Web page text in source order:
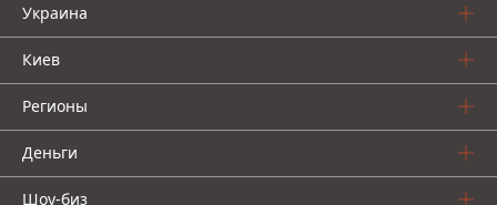
Украина
Киев
Регионы
Деньги
Шоу-биз